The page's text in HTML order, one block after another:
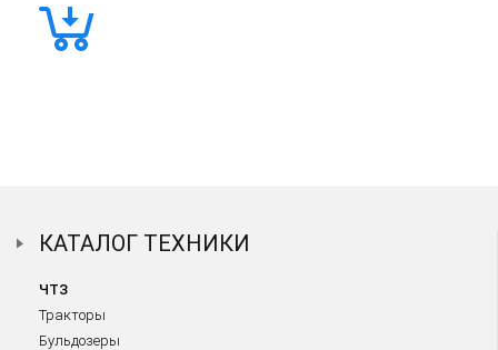
КАТАЛОГ ТЕХНИКИ
ЧТЗ
Тракторы
Бульдозеры